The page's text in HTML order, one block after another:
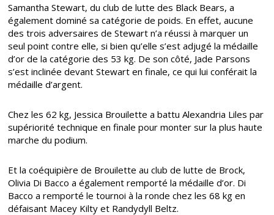
Samantha Stewart, du club de lutte des Black Bears, a
également dominé sa catégorie de poids. En effet, aucune
des trois adversaires de Stewart n’a réussi à marquer un
seul point contre elle, si bien qu’elle s’est adjugé la médaille
d’or de la catégorie des 53 kg. De son côté, Jade Parsons
s’est inclinée devant Stewart en finale, ce qui lui conférait la
médaille d’argent.
Chez les 62 kg, Jessica Brouilette a battu Alexandria Liles par
supériorité technique en finale pour monter sur la plus haute
marche du podium.
Et la coéquipière de Brouilette au club de lutte de Brock,
Olivia Di Bacco a également remporté la médaille d’or. Di
Bacco a remporté le tournoi à la ronde chez les 68 kg en
défaisant Macey Kilty et Randydyll Beltz.